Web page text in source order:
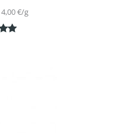
4,00€/g